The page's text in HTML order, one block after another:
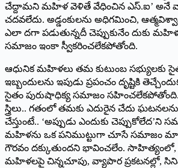
చేద్దామని మహిళ వెళితే వేధించిన ఎస్‌.ఐ’ అనే
చదవలేదు. అడ్డంకులను అధిగమించి,
ఎలా దగా పడుతున్నదీ చెప్పుకునేం దుకు
సమాజం ఇంకా స్వీకరించలేకపోతోంది.
ఆధునిక మహిళలు తమ కుటుంబ సభ్యులకు
ఇబ్బందులను ఇపుడు ప్రపంచం దృష్టికి
సైతం పురుషాధిక్య సమాజం సహించలేకపోతోంది.
స్త్రిలు.. గతంలో తమకు ఎదురైన చేదు
చేస్తుంటే.. ‘అప్పుడు ఎందుకు చెప్పుకోలేద’ని
మహిళను ఒక పనిముట్టుగా చూసే సమాజం
గౌరవం దక్కుతుందని భావించలేం. సాహిత్యంలో,
మహిళలపై చిన్నచూపు, వ్యాపార ప్రకటనల్లో,